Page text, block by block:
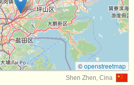
(2)
(9)
classico
©openstreetmap
Shen Zhen, Cina